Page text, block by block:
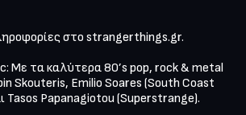
στο strangerthings.gr.
Με τα καλύτερα 80’s pop, rock & metal
Skouteris, Emilio Soares (South Coast
Tasos Papanagiotou (Superstrange).